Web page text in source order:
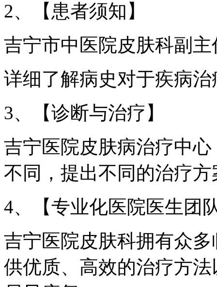
2、【患者须知】
吉宁市中医院皮肤科副主
详细了解病史对于疾病
3、【诊断与治疗】
吉宁医院皮肤病治疗中
不同，提出不同的治疗方
4、【专业化医院医生团
吉宁医院皮肤科拥有众
供优质、高效的治疗方